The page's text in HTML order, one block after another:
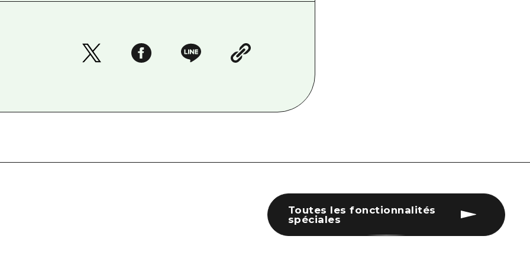
Toutes les fonctionnalités
spéciales